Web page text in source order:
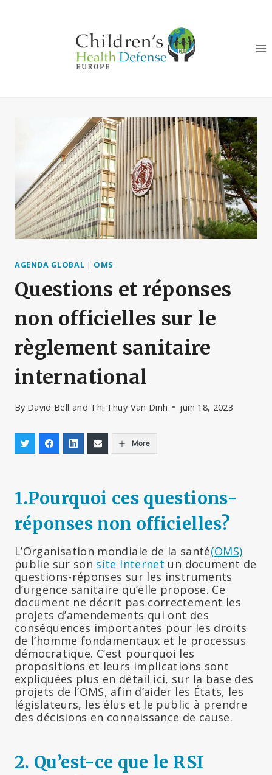
AGENDA GLOBAL | OMS
Questions et réponses
non officielles sur le
règlement sanitaire
international
By David Bell and Thi Thuy Van Dinh juin 18, 2023
More
1.Pourquoi ces questions-
réponses non officielles?
L’Organisation mondiale de la santé(OMS)
publie sur son site Internet un document de
questions-réponses sur les instruments
d’urgence sanitaire qu’elle propose. Ce
document ne décrit pas correctement les
projets d’amendements qui ont des
conséquences importantes pour les droits
de l’homme fondamentaux et le processus
démocratique. C’est pourquoi les
propositions et leurs implications sont
expliquées plus en détail ici, sur la base des
projets de l’OMS, afin d’aider les États, les
législateurs, les élus et le public à prendre
des décisions en connaissance de cause.
2. Qu’est-ce que le RSI